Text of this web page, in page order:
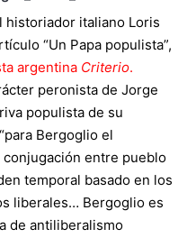
historiador italiano Loris
“Un Papa populista”,
argentina Criterio.
peronista de Jorge
populista de su
Bergoglio el
entre pueblo
temporal basado en los
liberales… Bergoglio es
de antiliberalismo